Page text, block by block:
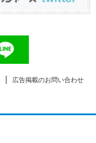
広告掲載のお問い合わせ